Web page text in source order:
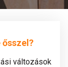
változások